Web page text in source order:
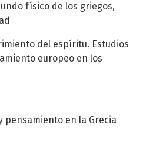
físico de los griegos,
del espíritu. Estudios
europeo en los
pensamiento en la Grecia